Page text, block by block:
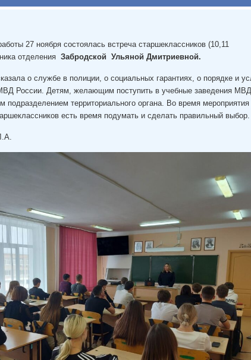
27 ноября состоялась встреча старшеклассников (10,11
отделения Забродской Ульяной Дмитриевной.
о службе в полиции, о социальных гарантиях, о порядке и
России. Детям, желающим поступить в учебные заведения МВД
территориального органа. Во время мероприятия
есть время подумать и сделать правильный выбор.